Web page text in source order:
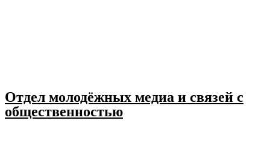
Отдел молодёжных медиа и связей с
общественностью